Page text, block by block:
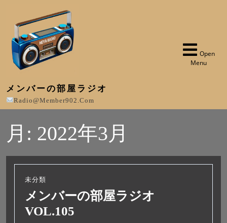
メンバーの部屋ラジオ
Radio@member902.com
Open
Menu
月: 2022年3月
未分類
メンバーの部屋ラジオ
VOL.105